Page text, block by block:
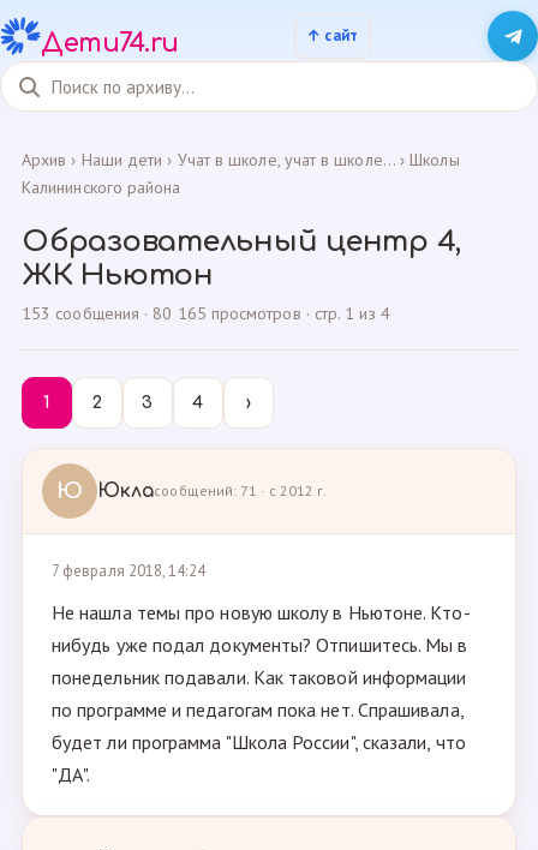
Дети74.ru
Архив › Наши дети › Учат в школе, учат в школе...› Школы
Калининского района
Образовательный центр 4,
ЖК Ньютон
153 сообщения · 80 165 просмотров · стр. 1 из 4
1 2 3 4 ›
Ю Юкласообщений: 71 · с 2012 г.
7 февраля 2018, 14:24
Не нашла темы про новую школу в Ньютоне. Кто-
нибудь уже подал документы? Отпишитесь. Мы в
понедельник подавали. Как таковой информации
по программе и педагогам пока нет. Спрашивала,
будет ли программа "Школа России", сказали, что
"ДА".